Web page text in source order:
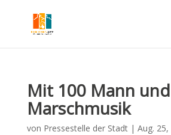
Mit 100 Mann und
Marschmusik
von Pressestelle der Stadt| Aug. 25,